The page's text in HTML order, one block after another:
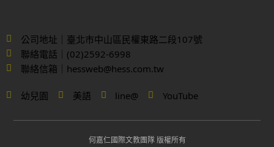
公司地址｜臺北市中山區民權東路二段107號
聯絡電話｜(02)2592-6998
聯絡信箱｜hessweb@hess.com.tw
幼兒園 美語 line@ YouTube
何嘉仁國際文教團隊 版權所有